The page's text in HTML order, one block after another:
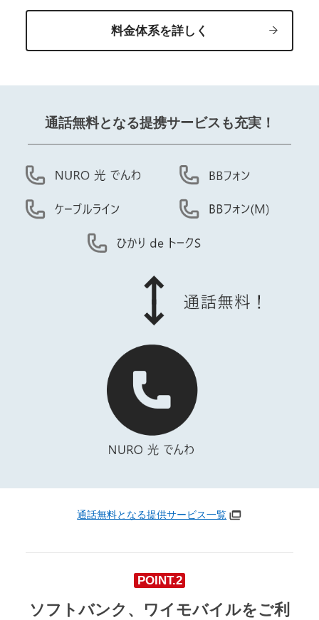
料金体系を詳しく
通話無料となる提携サービスも充実！
通話無料となる提供サービス一覧
POINT.2
ソフトバンク、ワイモバイルをご利